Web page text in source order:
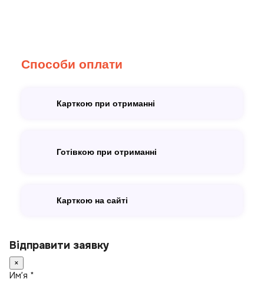
Способи оплати
Карткою при отриманні
Готівкою при отриманні
Карткою на сайті
Відправити заявку
×
Имʼя *